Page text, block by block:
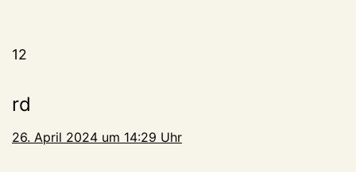
12
rd
26. April 2024 um 14:29 Uhr